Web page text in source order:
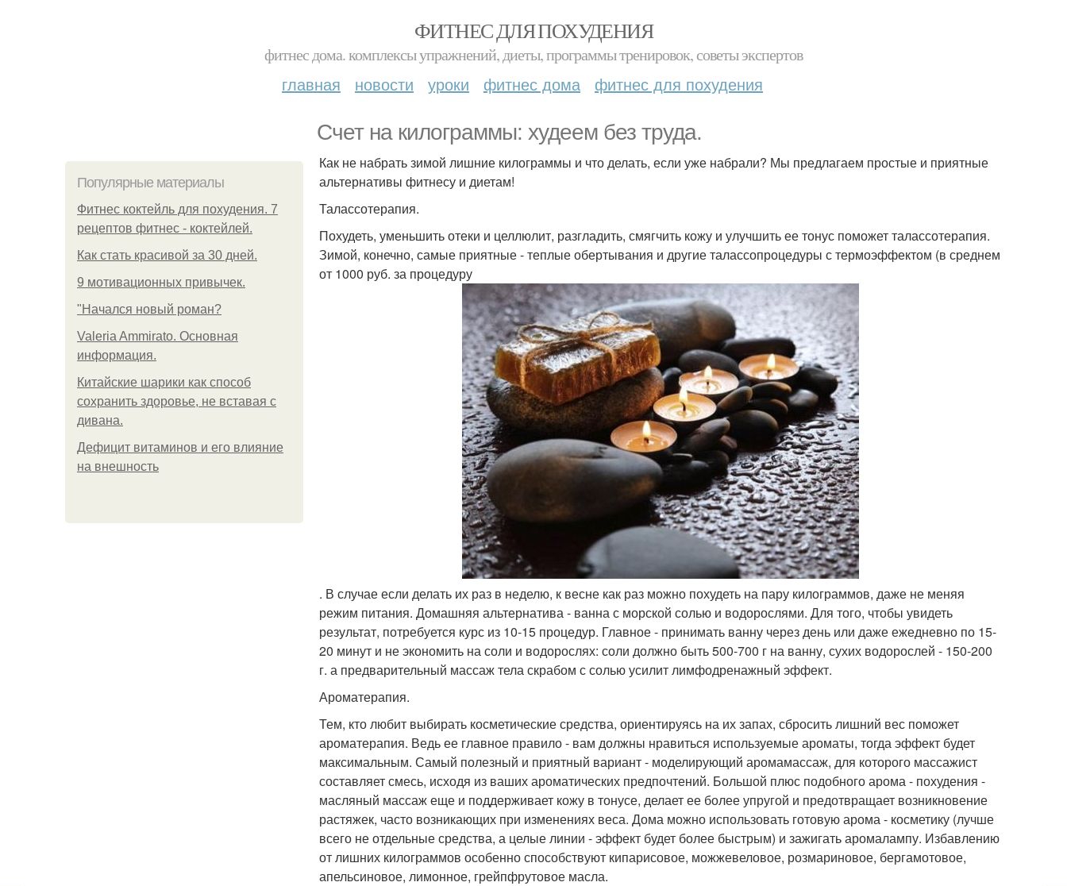
ФИТНЕС ДЛЯ ПОХУДЕНИЯ
фитнес дома. комплексы упражнений, диеты, программы тренировок, советы экспертов
главная новости уроки фитнес дома фитнес для похудения
Счет на килограммы: худеем без труда.
Популярные материалы
Фитнес коктейль для похудения. 7
рецептов фитнес - коктейлей.
Как стать красивой за 30 дней.
9 мотивационных привычек.
"Начался новый роман?
Valeria Ammirato. Основная
информация.
Китайские шарики как способ
сохранить здоровье, не вставая с
дивана.
Дефицит витаминов и его влияние
на внешность
Как не набрать зимой лишние килограммы и что делать, если уже набрали? Мы предлагаем простые и приятные
альтернативы фитнесу и диетам!
Талассотерапия.
Похудеть, уменьшить отеки и целлюлит, разгладить, смягчить кожу и улучшить ее тонус поможет талассотерапия.
Зимой, конечно, самые приятные - теплые обертывания и другие талассопроцедуры с термоэффектом (в среднем
от 1000 руб. за процедуру
. В случае если делать их раз в неделю, к весне как раз можно похудеть на пару килограммов, даже не меняя
режим питания. Домашняя альтернатива - ванна с морской солью и водорослями. Для того, чтобы увидеть
результат, потребуется курс из 10-15 процедур. Главное - принимать ванну через день или даже ежедневно по 15-
20 минут и не экономить на соли и водорослях: соли должно быть 500-700 г на ванну, сухих водорослей - 150-200
г. а предварительный массаж тела скрабом с солью усилит лимфодренажный эффект.
Ароматерапия.
Тем, кто любит выбирать косметические средства, ориентируясь на их запах, сбросить лишний вес поможет
ароматерапия. Ведь ее главное правило - вам должны нравиться используемые ароматы, тогда эффект будет
максимальным. Самый полезный и приятный вариант - моделирующий аромамассаж, для которого массажист
составляет смесь, исходя из ваших ароматических предпочтений. Большой плюс подобного арома - похудения -
масляный массаж еще и поддерживает кожу в тонусе, делает ее более упругой и предотвращает возникновение
растяжек, часто возникающих при изменениях веса. Дома можно использовать готовую арома - косметику (лучше
всего не отдельные средства, а целые линии - эффект будет более быстрым) и зажигать аромалампу. Избавлению
от лишних килограммов особенно способствуют кипарисовое, можжевеловое, розмариновое, бергамотовое,
апельсиновое, лимонное, грейпфрутовое масла.